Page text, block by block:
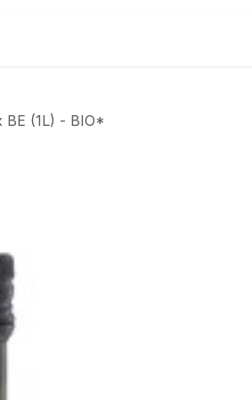
BE (1L) - BIO*